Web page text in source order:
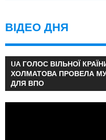
ВІДЕО ДНЯ
UA ГОЛОС ВІЛЬНОЇ
ХОЛМАТОВА ПРОВЕЛА
ДЛЯ ВПО